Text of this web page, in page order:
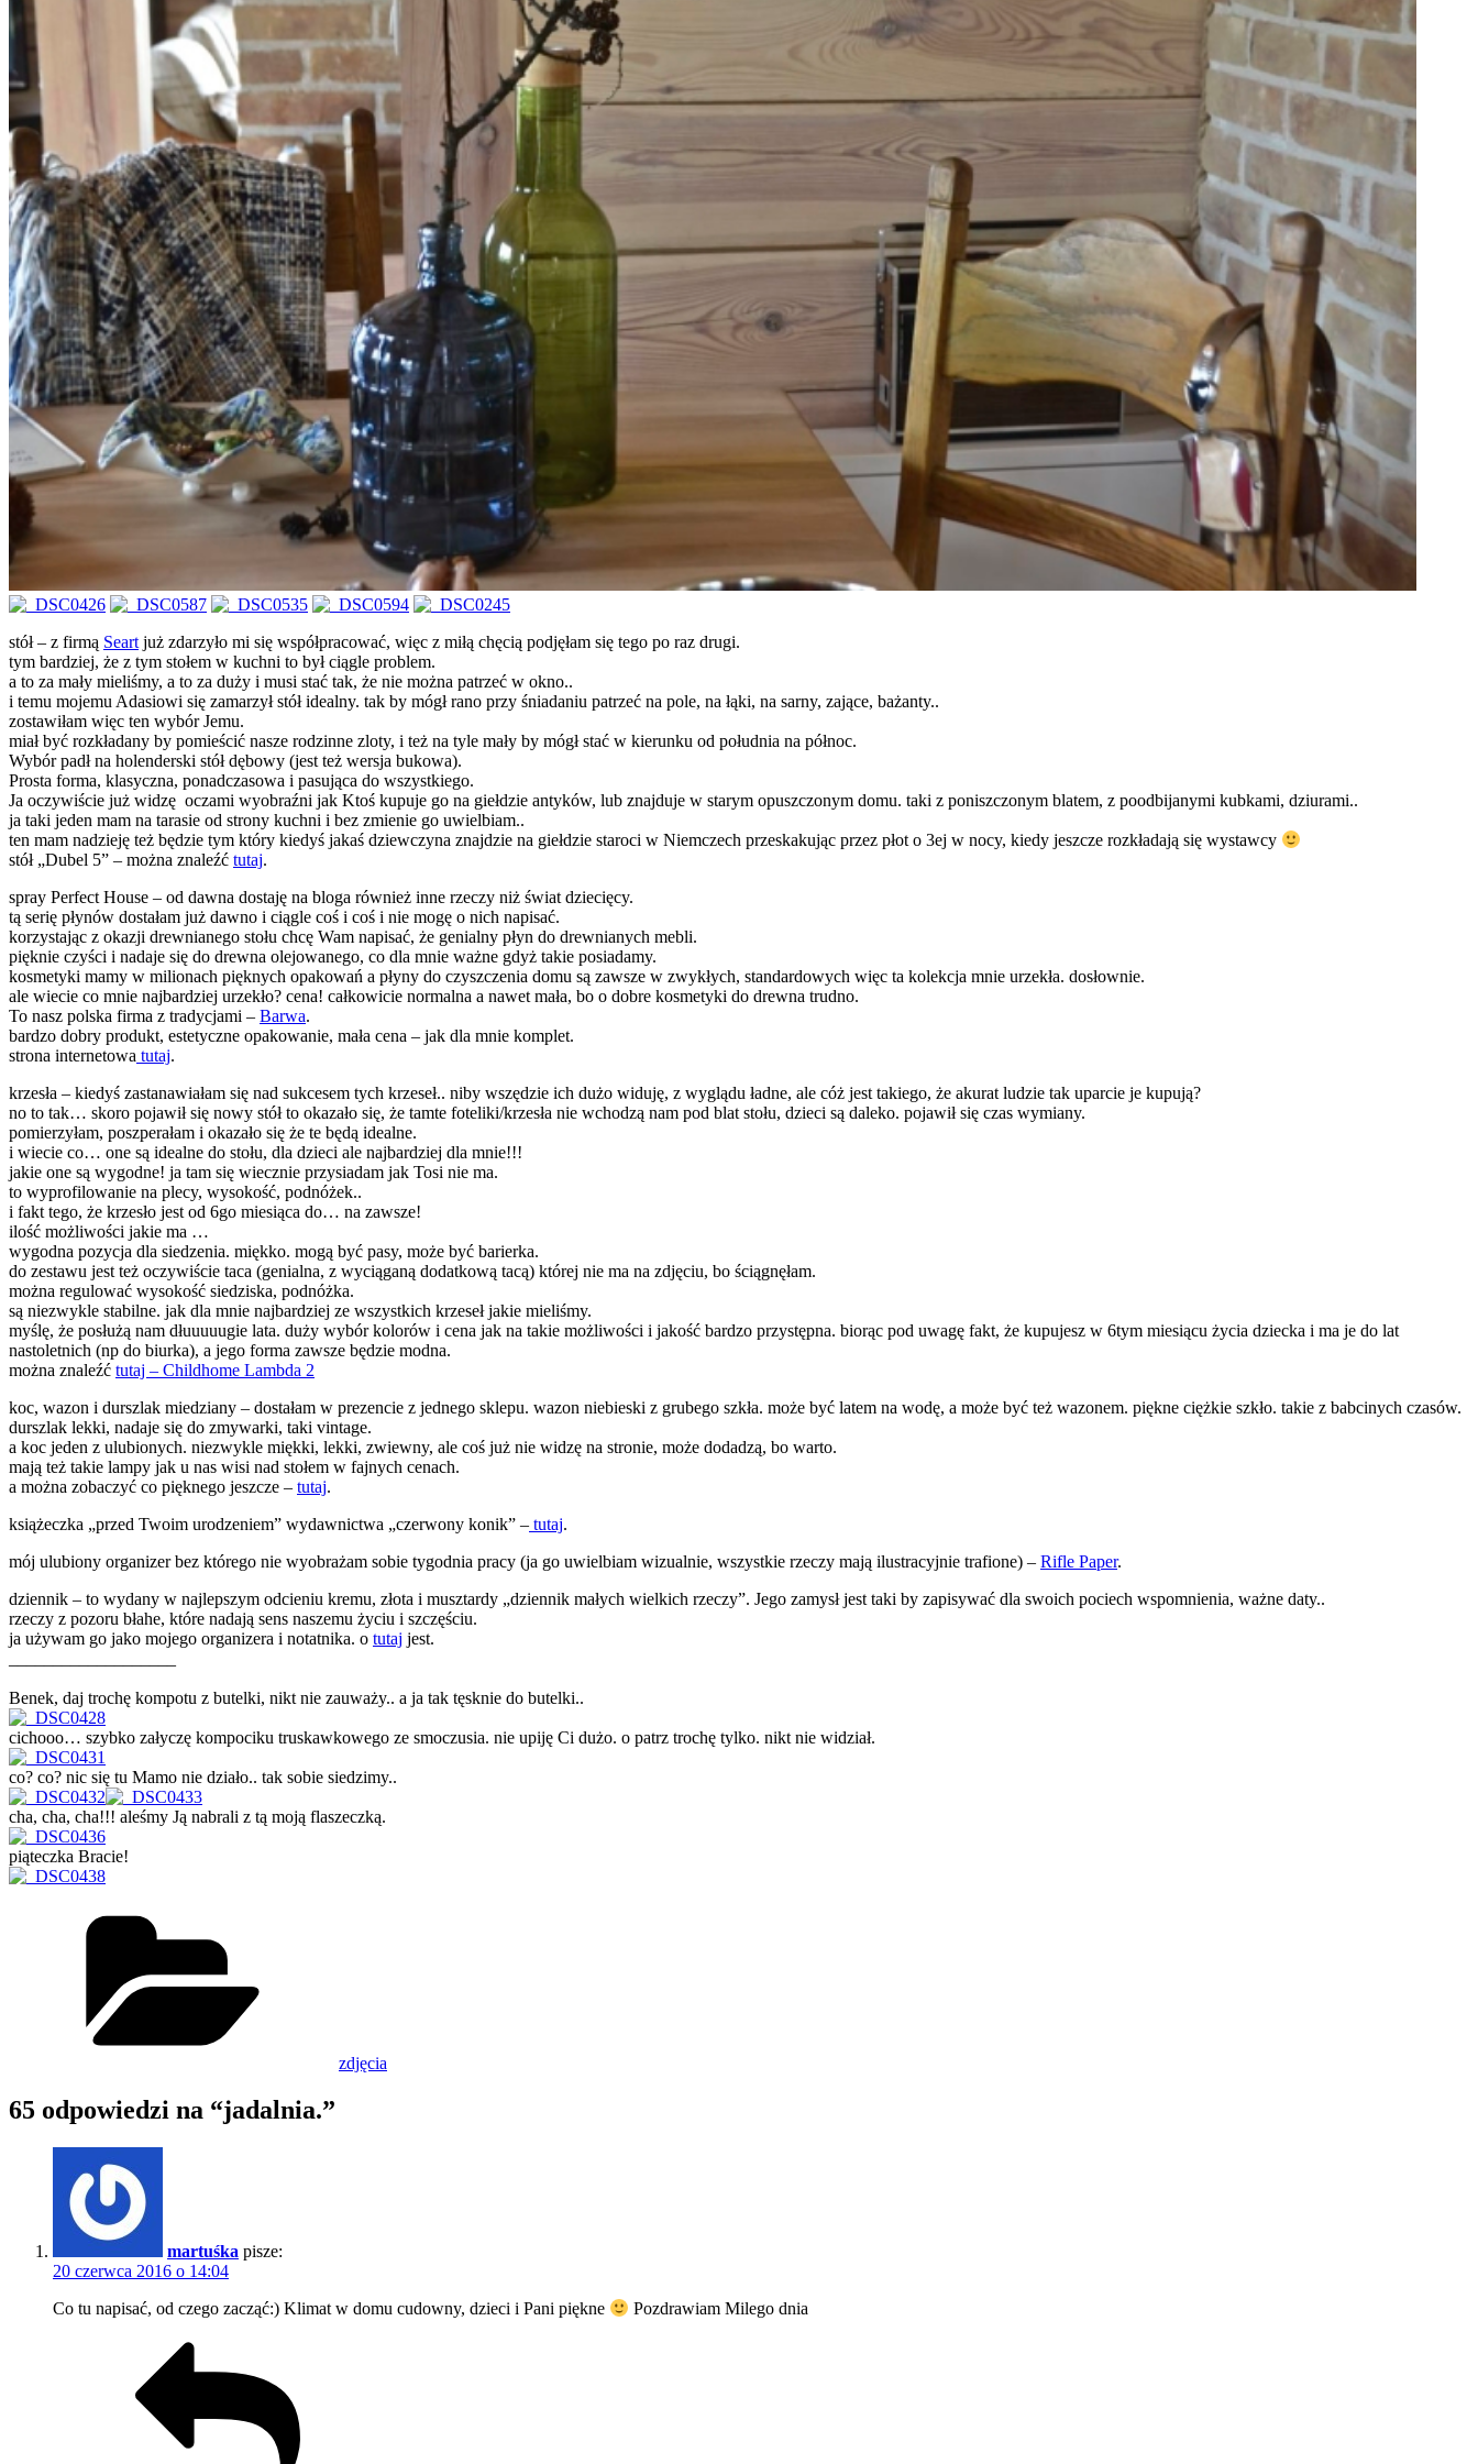
stół – z firmą Seart już zdarzyło mi się współpracować, więc z miłą chęcią podjęłam się tego po raz drugi.
tym bardziej, że z tym stołem w kuchni to był ciągle problem.
a to za mały mieliśmy, a to za duży i musi stać tak, że nie można patrzeć w okno..
i temu mojemu Adasiowi się zamarzył stół idealny. tak by mógł rano przy śniadaniu patrzeć na pole, na łąki, na sarny, zające, bażanty..
zostawiłam więc ten wybór Jemu.
miał być rozkładany by pomieścić nasze rodzinne zloty, i też na tyle mały by mógł stać w kierunku od południa na północ.
Wybór padł na holenderski stół dębowy (jest też wersja bukowa).
Prosta forma, klasyczna, ponadczasowa i pasująca do wszystkiego.
Ja oczywiście już widzę oczami wyobraźni jak Ktoś kupuje go na giełdzie antyków, lub znajduje w starym opuszczonym domu. taki z poniszczonym blatem, z poodbijanymi kubkami, dziurami..
ja taki jeden mam na tarasie od strony kuchni i bez zmienie go uwielbiam..
ten mam nadzieję też będzie tym który kiedyś jakaś dziewczyna znajdzie na giełdzie staroci w Niemczech przeskakując przez płot o 3ej w nocy, kiedy jeszcze rozkładają się wystawcy
stół „Dubel 5” – można znaleźć tutaj.
spray Perfect House – od dawna dostaję na bloga również inne rzeczy niż świat dziecięcy.
tą serię płynów dostałam już dawno i ciągle coś i coś i nie mogę o nich napisać.
korzystając z okazji drewnianego stołu chcę Wam napisać, że genialny płyn do drewnianych mebli.
pięknie czyści i nadaje się do drewna olejowanego, co dla mnie ważne gdyż takie posiadamy.
kosmetyki mamy w milionach pięknych opakowań a płyny do czyszczenia domu są zawsze w zwykłych, standardowych więc ta kolekcja mnie urzekła. dosłownie.
ale wiecie co mnie najbardziej urzekło? cena! całkowicie normalna a nawet mała, bo o dobre kosmetyki do drewna trudno.
To nasz polska firma z tradycjami – Barwa.
bardzo dobry produkt, estetyczne opakowanie, mała cena – jak dla mnie komplet.
strona internetowa tutaj.
krzesła – kiedyś zastanawiałam się nad sukcesem tych krzeseł.. niby wszędzie ich dużo widuję, z wyglądu ładne, ale cóż jest takiego, że akurat ludzie tak uparcie je kupują?
no to tak… skoro pojawił się nowy stół to okazało się, że tamte foteliki/krzesła nie wchodzą nam pod blat stołu, dzieci są daleko. pojawił się czas wymiany.
pomierzyłam, poszperałam i okazało się że te będą idealne.
i wiecie co… one są idealne do stołu, dla dzieci ale najbardziej dla mnie!!!
jakie one są wygodne! ja tam się wiecznie przysiadam jak Tosi nie ma.
to wyprofilowanie na plecy, wysokość, podnóżek..
i fakt tego, że krzesło jest od 6go miesiąca do… na zawsze!
ilość możliwości jakie ma …
wygodna pozycja dla siedzenia. miękko. mogą być pasy, może być barierka.
do zestawu jest też oczywiście taca (genialna, z wyciąganą dodatkową tacą) której nie ma na zdjęciu, bo ściągnęłam.
można regulować wysokość siedziska, podnóżka.
są niezwykle stabilne. jak dla mnie najbardziej ze wszystkich krzeseł jakie mieliśmy.
myślę, że posłużą nam dłuuuuugie lata. duży wybór kolorów i cena jak na takie możliwości i jakość bardzo przystępna. biorąc pod uwagę fakt, że kupujesz w 6tym miesiącu życia dziecka i ma je do lat
nastoletnich (np do biurka), a jego forma zawsze będzie modna.
można znaleźć tutaj – Childhome Lambda 2
koc, wazon i durszlak miedziany – dostałam w prezencie z jednego sklepu. wazon niebieski z grubego szkła. może być latem na wodę, a może być też wazonem. piękne ciężkie szkło. takie z babcinych czasów.
durszlak lekki, nadaje się do zmywarki, taki vintage.
a koc jeden z ulubionych. niezwykle miękki, lekki, zwiewny, ale coś już nie widzę na stronie, może dodadzą, bo warto.
mają też takie lampy jak u nas wisi nad stołem w fajnych cenach.
a można zobaczyć co pięknego jeszcze – tutaj.
książeczka „przed Twoim urodzeniem” wydawnictwa „czerwony konik” – tutaj.
mój ulubiony organizer bez którego nie wyobrażam sobie tygodnia pracy (ja go uwielbiam wizualnie, wszystkie rzeczy mają ilustracyjnie trafione) – Rifle Paper.
dziennik – to wydany w najlepszym odcieniu kremu, złota i musztardy „dziennik małych wielkich rzeczy”. Jego zamysł jest taki by zapisywać dla swoich pociech wspomnienia, ważne daty..
rzeczy z pozoru błahe, które nadają sens naszemu życiu i szczęściu.
ja używam go jako mojego organizera i notatnika. o tutaj jest.
Benek, daj trochę kompotu z butelki, nikt nie zauważy.. a ja tak tęsknie do butelki..
cichooo… szybko załyczę kompociku truskawkowego ze smoczusia. nie upiję Ci dużo. o patrz trochę tylko. nikt nie widział.
co? co? nic się tu Mamo nie działo.. tak sobie siedzimy..
cha, cha, cha!!! aleśmy Ją nabrali z tą moją flaszeczką.
piąteczka Bracie!
zdjęcia
65 odpowiedzi na “jadalnia.”
martuśka pisze:
20 czerwca 2016 o 14:04
Co tu napisać, od czego zacząć:) Klimat w domu cudowny, dzieci i Pani piękne Pozdrawiam Milego dnia